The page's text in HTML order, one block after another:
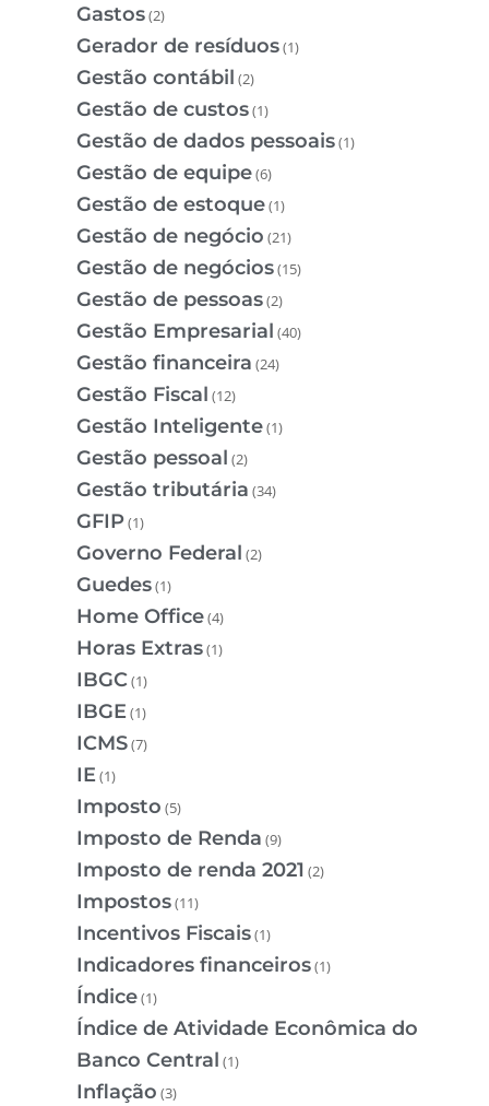
Gastos(2)
Gerador de resíduos(1)
Gestão contábil (2)
Gestão de custos(1)
Gestão de dados pessoais(1)
Gestão de equipe(6)
Gestão de estoque(1)
Gestão de negócio (21)
Gestão de negócios(15)
Gestão de pessoas(2)
Gestão Empresarial (40)
Gestão financeira (24)
Gestão Fiscal (12)
Gestão Inteligente(1)
Gestão pessoal (2)
Gestão tributária (34)
GFIP(1)
Governo Federal (2)
Guedes(1)
Home Office(4)
Horas Extras(1)
IBGC(1)
IBGE(1)
ICMS(7)
IE(1)
Imposto (5)
Imposto de Renda (9)
Imposto de renda 2021 (2)
Impostos(11)
Incentivos Fiscais(1)
Indicadores financeiros(1)
Índice(1)
Índice de Atividade Econômica do
Banco Central (1)
Inflação (3)